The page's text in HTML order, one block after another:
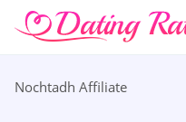
Nochtadh Affiliate